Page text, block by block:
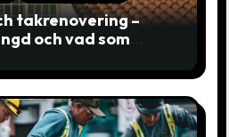
takrenovering –
och vad som